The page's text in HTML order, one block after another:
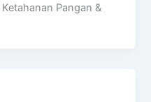
Pangan &